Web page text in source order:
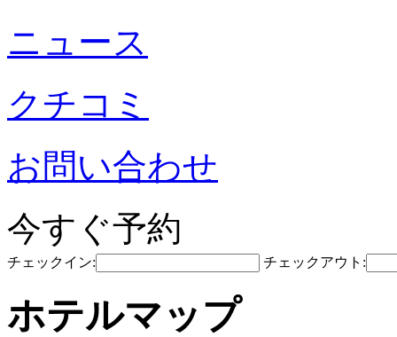
ニュース
クチコミ
お問い合わせ
今すぐ予約
チェックイン: チェックアウト:
ホテルマップ